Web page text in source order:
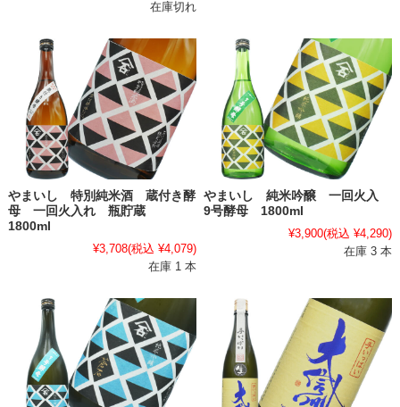
在庫切れ
やまいし 特別純米酒 蔵付き酵
母 一回火入れ 瓶貯蔵
1800ml
¥3,708(税込 ¥4,079)
在庫 1 本
やまいし 純米吟醸 一回火入
9号酵母 1800ml
¥3,900(税込 ¥4,290)
在庫 3 本